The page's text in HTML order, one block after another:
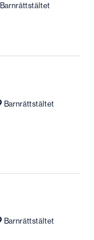
Barnrättstältet
Barnrättstältet
Barnrättstältet